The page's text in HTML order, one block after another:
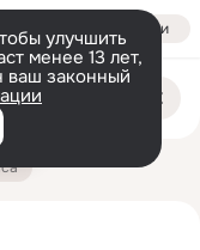
Войти
улучшить
менее 13 лет,
ваш законный